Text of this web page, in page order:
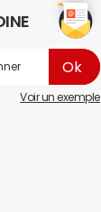
Voir un exemple